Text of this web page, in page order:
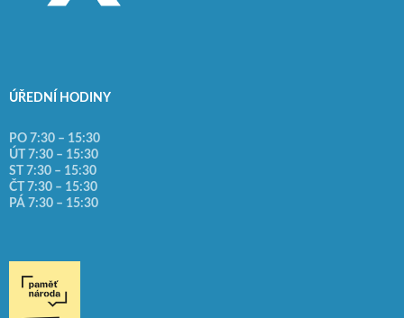
ÚŘEDNÍ HODINY
PO 7:30 – 15:30
ÚT 7:30 – 15:30
ST 7:30 – 15:30
ČT 7:30 – 15:30
PÁ 7:30 – 15:30